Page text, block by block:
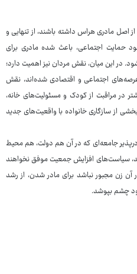
اصل مادری هراس داشته باشند، از تنهایی و
حمایت اجتماعی، باعث شده مادری برای
در این میان، نقش مردان نیز اهمیت دارد؛
اجتماعی و اقتصادی شده‌اند، نقش
در مراقبت از کودک و مسئولیت‌های خانه،
از سازگاری خانواده با واقعیت‌های جدید
جامعه‌ای که در آن هم دولت، هم محیط
سیاست‌های افزایش جمعیت موفق نخواهند
زن مجبور نباشد برای مادر شدن، از رشد
چشم بپوشد.